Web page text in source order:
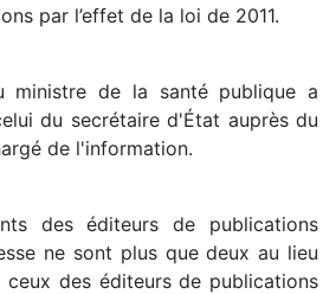
par l’effet de la loi de 2011.
ministre de la santé publique a
du secrétaire d'État auprès du
de l'information.
des éditeurs de publications
ne sont plus que deux au lieu
des éditeurs de publications